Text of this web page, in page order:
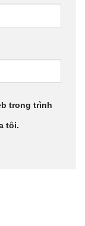
trong trình
tôi.